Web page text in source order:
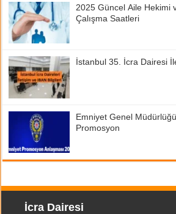
2025 Güncel Aile Hekimi
Çalışma Saatleri
İstanbul 35. İcra Dairesi
Emniyet Genel
Promosyon
İcra Dairesi